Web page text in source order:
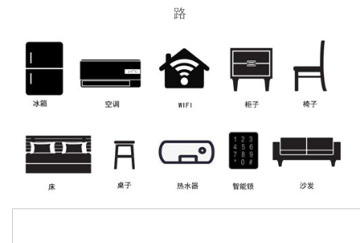
路